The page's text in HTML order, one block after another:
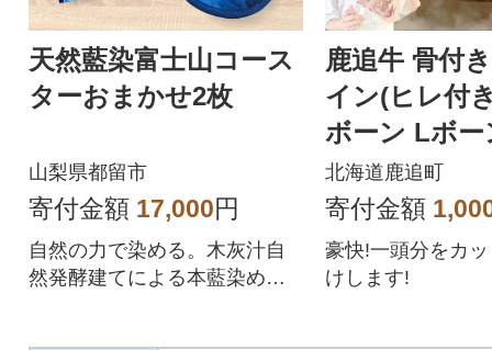
天然藍染富士山コース
ターおまかせ2枚
山梨県都留市
寄付金額 17,000円
自然の力で染める。木灰汁自
然発酵建てによる本藍染めの
鹿追牛 骨付
イン(ヒレ付
ボーン Lボー
個口で配送】
北海道鹿追町
寄付金額
豪快!一頭分をカ
けします!